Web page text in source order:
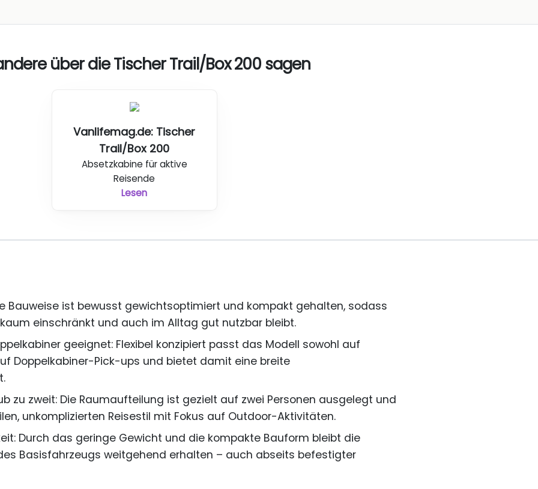
über die Tischer Trail/Box 200 sagen
Vanlifemag.de: Tischer
Trail/Box 200
Absetzkabine für aktive
Reisende
Lesen
Bauweise ist bewusst gewichtsoptimiert und kompakt gehalten, sodass
einschränkt und auch im Alltag gut nutzbar bleibt.
geeignet: Flexibel konzipiert passt das Modell sowohl auf
Doppelkabiner-Pick-ups und bietet damit eine breite
zu zweit: Die Raumaufteilung ist gezielt auf zwei Personen ausgelegt und
unkomplizierten Reisestil mit Fokus auf Outdoor-Aktivitäten.
Durch das geringe Gewicht und die kompakte Bauform bleibt die
Basisfahrzeugs weitgehend erhalten – auch abseits befestigter